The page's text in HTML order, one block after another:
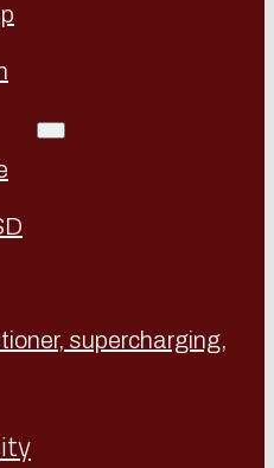
supercharging,